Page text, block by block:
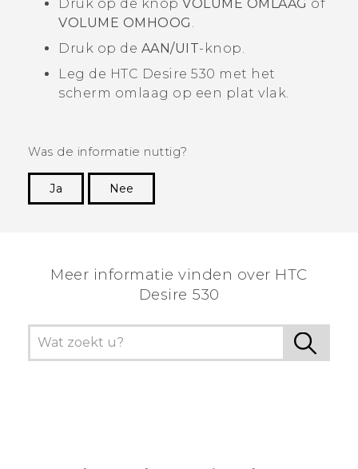
Druk op de knop VOLUME OMLAAG of
VOLUME OMHOOG .
Druk op de AAN/UIT-knop.
Leg de HTC Desire 530 met het
scherm omlaag op een plat vlak.
Was de informatie nuttig?
Ja
Nee
Meer informatie vinden over HTC
Desire 530